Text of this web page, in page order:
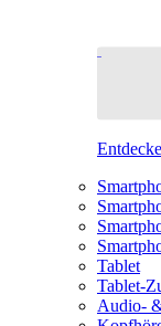
Tablet
Tablet-
Audio-